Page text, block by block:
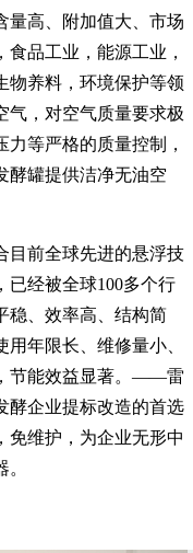
量高、附加值大、市场
品工业，能源工业，
物养料，环境保护等领
气，对空气质量要求极
等严格的质量控制，
酵罐提供洁净无油空
目前全球先进的悬浮技
已经被全球100多个行
稳、效率高、结构简
年限长、维修量小、
节能效益显著。——雷
酵企业提标改造的首选
免维护，为企业无形中